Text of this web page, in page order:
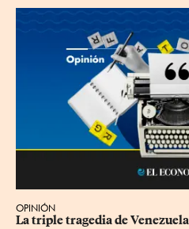
OPINIÓN
La triple tragedia de Venezuela